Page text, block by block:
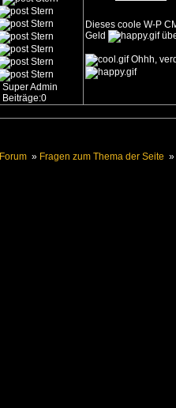
Super Admin
Beiträge:0
Dieses coole W-P
Geld
Ohhh,
Forum » Fragen zum Thema der Seite »